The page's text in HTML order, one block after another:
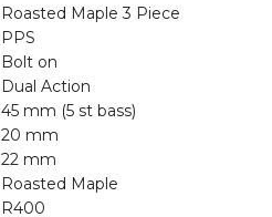
Roasted Maple 3 Piece
PPS
Bolt on
Dual Action
45 mm (5 st bass)
20 mm
22 mm
Roasted Maple
R400